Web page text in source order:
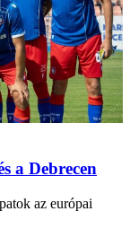
a Debrecen
az európai